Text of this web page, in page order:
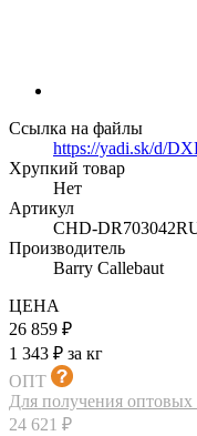
Ссылка на файлы
https://yadi.sk/d/
Хрупкий товар
Нет
Артикул
CHD-
Производитель
Barry Callebaut
ЦЕНА
26 859 ₽
1 343 ₽ за кг
ОПТ
Для получения оптовых
24 621 ₽